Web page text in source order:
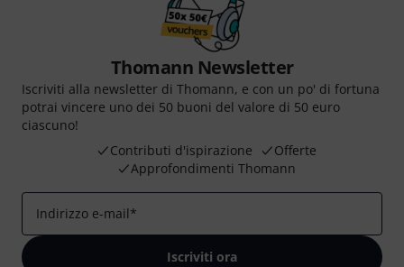
Thomann Newsletter
Iscriviti alla newsletter di Thomann, e con un po' di fortuna
potrai vincere uno dei 50 buoni del valore di 50 euro
ciascuno!
Contributi d'ispirazione
Offerte
Approfondimenti Thomann
Indirizzo e-mail*
Iscriviti ora